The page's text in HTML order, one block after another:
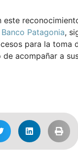
este
Banco Patagonia,
para la toma
acompañar a